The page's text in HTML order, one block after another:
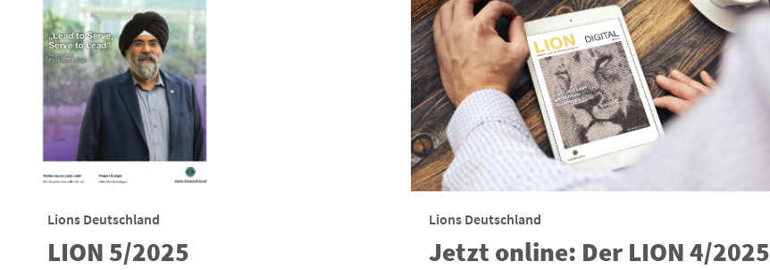
Lions Deutschland
LION 5/2025
Lions Deutschland
Jetzt online: Der LION 4/2025